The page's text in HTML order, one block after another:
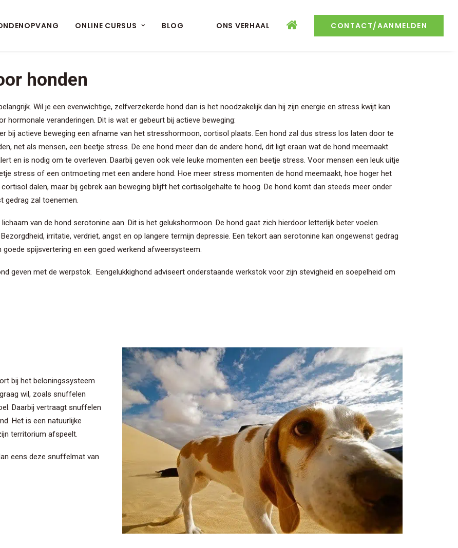
ONLINE CURSUS BLOG ONS VERHAAL CONTACT/AANMELDEN
honden
Wil je een evenwichtige, zelfverzekerde hond dan is het noodzakelijk dan hij zijn energie en stress kwijt kan
hormonale veranderingen. Dit is wat er gebeurt bij actieve beweging:
bij actieve beweging een afname van het stresshormoon, cortisol plaats. Een hond zal dus stress los laten door te
net als mensen, een beetje stress. De ene hond meer dan de andere hond, dit ligt eraan wat de hond meemaakt.
en is nodig om te overleven. Daarbij geven ook vele leuke momenten een beetje stress. Voor mensen een leuk uitje
stress of een ontmoeting met een andere hond. Hoe meer stress momenten de hond meemaakt, hoe hoger het
dalen, maar bij gebrek aan beweging blijft het cortisolgehalte te hoog. De hond komt dan steeds meer onder
gedrag zal toenemen.
van de hond serotonine aan. Dit is het gelukshormoon. De hond gaat zich hierdoor letterlijk beter voelen.
irritatie, verdriet, angst en op langere termijn depressie. Een tekort aan serotonine kan ongewenst gedrag
spijsvertering en een goed werkend afweersysteem.
geven met de werpstok. Eengelukkighond adviseert onderstaande werkstok voor zijn stevigheid en soepelheid om
bij het beloningssysteem
wil, zoals snuffelen
Daarbij vertraagt snuffelen
Het is een natuurlijke
territorium afspeelt.
eens deze snuffelmat van